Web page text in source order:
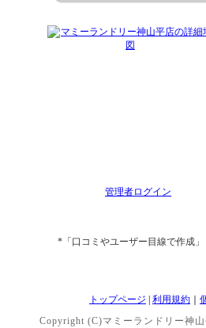
管理者ログイン
*「口コミやユーザー目線で作成
トップページ 利用規約
Copyright (C)マミーランドリー